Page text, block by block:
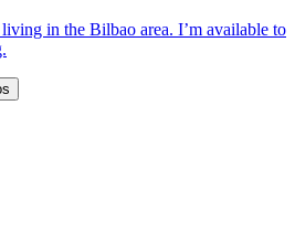
in the Bilbao area. I’m available to